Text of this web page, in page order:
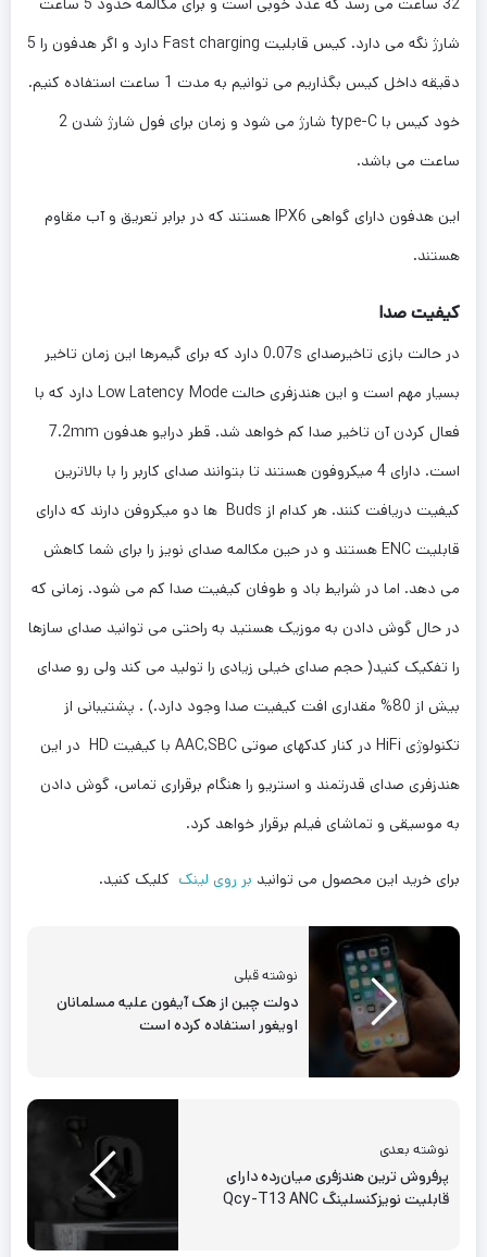
شارژ نگه می دارد. کیس قابلیت Fast charging دارد و اگر هدفون را 5
دقیقه داخل کیس بگذاریم می توانیم به مدت 1 ساعت استفاده کنیم.
خود کیس با type-C شارژ می شود و زمان برای فول شارژ شدن 2
ساعت می باشد.
این هدفون دارای گواهی IPX6 هستند که در برابر تعریق و آب مقاوم
هستند.
کیفیت صدا
در حالت بازی تاخیرصدای 0.07s دارد که برای گیمرها این زمان تاخیر
بسیار مهم است و این هندزفری حالت Low Latency Mode دارد که با
فعال کردن آن تاخیر صدا کم خواهد شد. قطر درایو هدفون 7.2mm
است. دارای 4 میکروفون هستند تا بتوانند صدای کاربر را با بالاترین
کیفیت دریافت کنند. هر کدام از Buds ها دو میکروفن دارند که دارای
قابلیت ENC هستند و در حین مکالمه صدای نویز را برای شما کاهش
می دهد. اما در شرایط باد و طوفان کیفیت صدا کم می شود. زمانی که
در حال گوش دادن به موزیک هستید به راحتی می توانید صدای سازها
را تفکیک کنید( حجم صدای خیلی زیادی را تولید می کند ولی رو صدای
بیش از 80% مقداری افت کیفیت صدا وجود دارد.) . پشتیبانی از
تکنولوژی HiFi در کنار کدکهای صوتی AAC,SBC با کیفیت HD در این
هندزفری صدای قدرتمند و استریو را هنگام برقراری تماس، گوش دادن
به موسیقی و تماشای فیلم برقرار خواهد کرد.
برای خرید این محصول می توانید بر روی لینک کلیک کنید.
نوشته قبلی
دولت چین از هک آیفون علیه مسلمانان
اویغور استفاده کرده است
نوشته بعدی
پرفروش ترین هندزفری میان‌رده دارای
قابلیت نویزکنسلینگ Qcy-T13 ANC